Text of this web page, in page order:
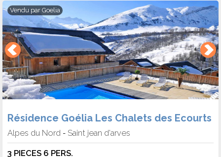
Vendu par Goelia
Résidence Goélia Les Chalets des Ecourts
Alpes du Nord - Saint jean d'arves
3 PIECES 6 PERS.